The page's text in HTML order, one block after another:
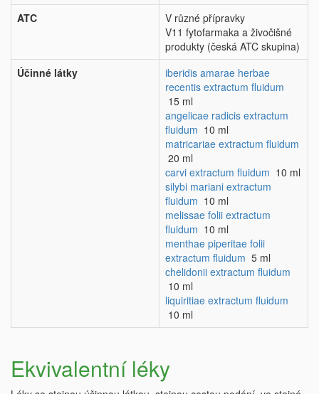
ATC
V různé přípravky
V11 fytofarmaka a živočišné
produkty (česká ATC skupina)
Účinné látky
iberidis amarae herbae
recentis extractum fluidum
15 ml
angelicae radicis extractum
fluidum 10 ml
matricariae extractum fluidum
20 ml
carvi extractum fluidum 10 ml
silybi mariani extractum
fluidum 10 ml
melissae folii extractum
fluidum 10 ml
menthae piperitae folii
extractum fluidum 5 ml
chelidonii extractum fluidum
10 ml
liquiritiae extractum fluidum
10 ml
Ekvivalentní léky